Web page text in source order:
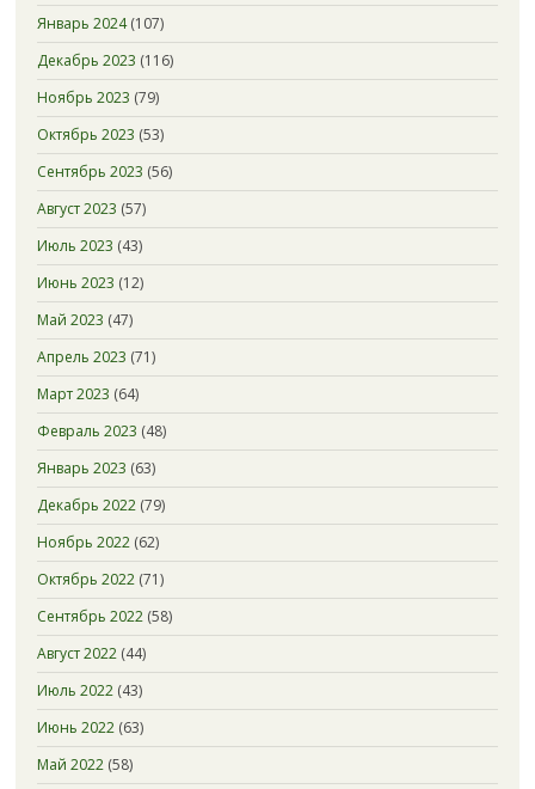
Январь 2024(107)
Декабрь 2023 (116)
Ноябрь 2023 (79)
Октябрь 2023 (53)
Сентябрь 2023 (56)
Август 2023 (57)
Июль 2023 (43)
Июнь 2023 (12)
Май 2023 (47)
Апрель 2023 (71)
Март 2023 (64)
Февраль 2023 (48)
Январь 2023 (63)
Декабрь 2022(79)
Ноябрь 2022(62)
Октябрь 2022(71)
Сентябрь 2022(58)
Август 2022(44)
Июль 2022(43)
Июнь 2022(63)
Май 2022(58)